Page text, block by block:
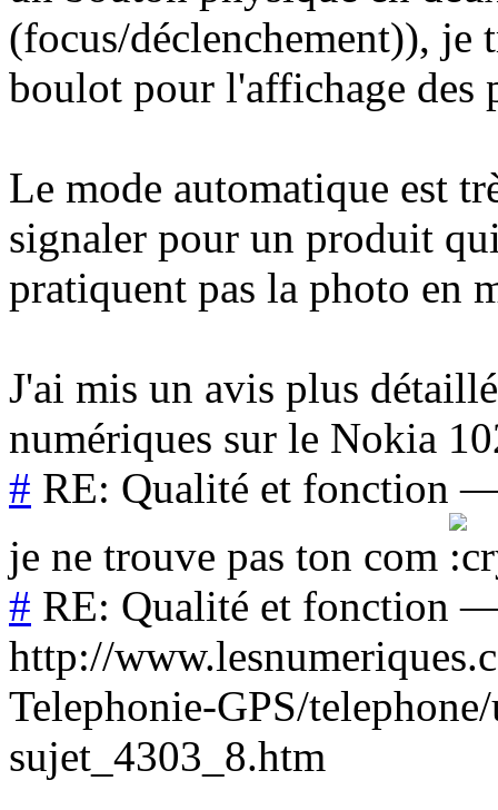
(focus/déclenchement)),
boulot pour l'affichage des
Le mode automatique est
signaler pour un produit
pratiquent pas la photo en
J'ai mis un avis plus
numériques sur le Nokia
# RE: Qualité et fonction
je ne trouve pas ton com
# RE: Qualité et fonction
http://
Telephonie-GPS/
sujet_4303_8.htm